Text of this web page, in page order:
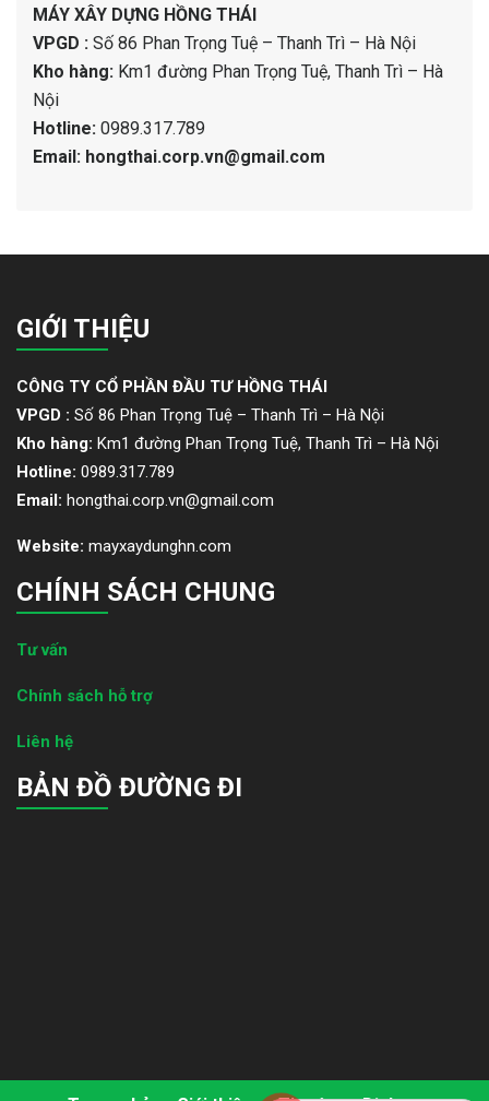
MÁY XÂY DỰNG HỒNG THÁI
VPGD : Số 86 Phan Trọng Tuệ – Thanh Trì – Hà Nội
Kho hàng: Km1 đường Phan Trọng Tuệ, Thanh Trì – Hà
Nội
Hotline: 0989.317.789
Email: hongthai.corp.vn@gmail.com
GIỚI THIỆU
CÔNG TY CỔ PHẦN ĐẦU TƯ HỒNG THÁI
VPGD : Số 86 Phan Trọng Tuệ – Thanh Trì – Hà Nội
Kho hàng: Km1 đường Phan Trọng Tuệ, Thanh Trì – Hà Nội
Hotline: 0989.317.789
Email: hongthai.corp.vn@gmail.com
Website: mayxaydunghn.com
CHÍNH SÁCH CHUNG
Tư vấn
Chính sách hỗ trợ
Liên hệ
BẢN ĐỒ ĐƯỜNG ĐI